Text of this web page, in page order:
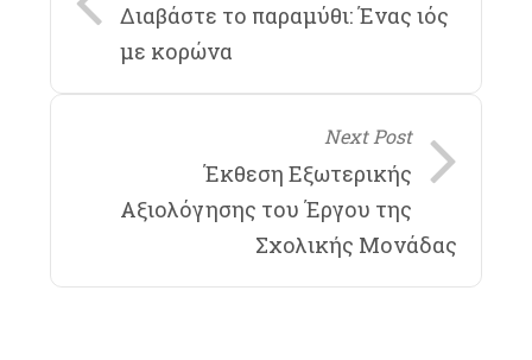
Διαβάστε το παραμύθι: Ένας ιός
με κορώνα
Next Post
Έκθεση Εξωτερικής
Αξιολόγησης του Έργου της
Σχολικής Μονάδας